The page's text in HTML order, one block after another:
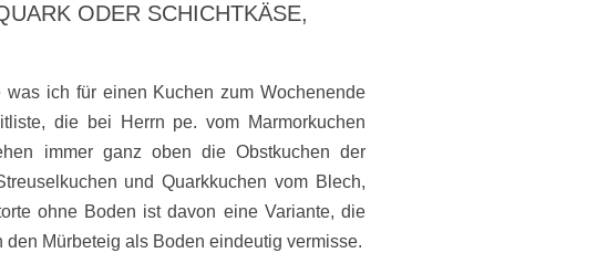
ODER SCHICHTKÄSE,
ich für einen Kuchen zum Wochenende
die bei Herrn pe. vom Marmorkuchen
immer ganz oben die Obstkuchen der
und Quarkkuchen vom Blech,
ohne Boden ist davon eine Variante, die
Mürbeteig als Boden eindeutig vermisse.